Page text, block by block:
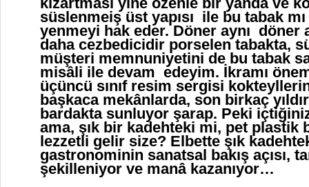
süslenmeiş üst yapısı ile bu tabak
yenmeyi hak eder. Döner aynı döner
daha cezbedicidir porselen tabakta,
müşteri memnuniyetini de bu tabak
misâli ile devam edeyim. İkramı
üçüncü sınıf resim sergisi
başkaca mekânlarda, son birkaç
bardakta sunluyor şarap. Peki
ama, şık bir kadehteki mi, pet plastik
lezzetli gelir size? Elbette şık
gastronominin sanatsal bakış açısı,
şekilleniyor ve manâ kazanıyor…